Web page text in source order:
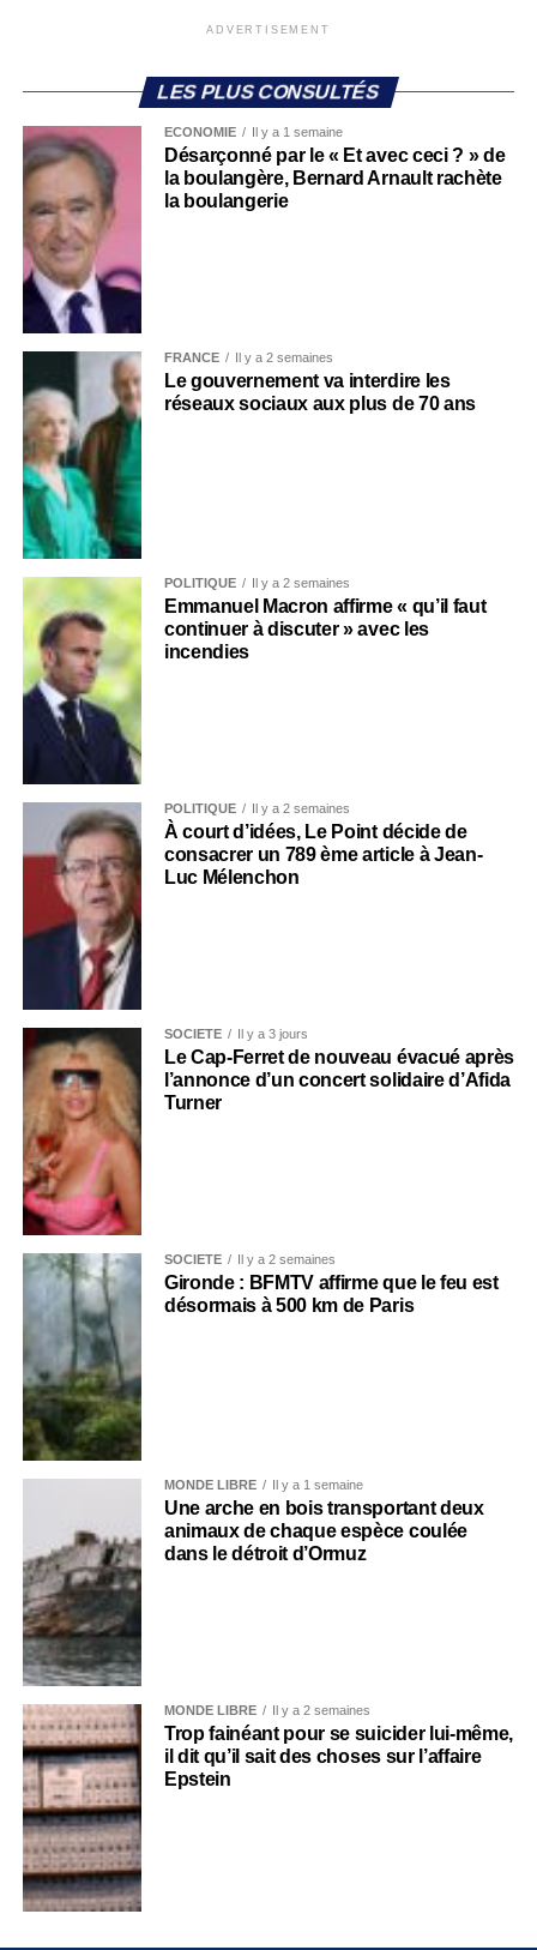
ADVERTISEMENT
LES PLUS CONSULTÉS
ECONOMIE Il y a 1 semaine
Désarçonné par le « Et avec ceci ? » de
la boulangère, Bernard Arnault rachète
la boulangerie
FRANCE Il y a 2 semaines
Le gouvernement va interdire les
réseaux sociaux aux plus de 70 ans
POLITIQUE Il y a 2 semaines
Emmanuel Macron affirme « qu’il faut
continuer à discuter » avec les
incendies
POLITIQUE Il y a 2 semaines
À court d’idées, Le Point décide de
consacrer un 789 ème article à Jean-
Luc Mélenchon
SOCIÉTÉ Il y a 3 jours
Le Cap-Ferret de nouveau évacué après
l’annonce d’un concert solidaire d’Afida
Turner
SOCIÉTÉ Il y a 2 semaines
Gironde : BFMTV affirme que le feu est
désormais à 500 km de Paris
MONDE LIBRE Il y a 1 semaine
Une arche en bois transportant deux
animaux de chaque espèce coulée
dans le détroit d’Ormuz
MONDE LIBRE Il y a 2 semaines
Trop fainéant pour se suicider lui-même,
il dit qu’il sait des choses sur l’affaire
Epstein